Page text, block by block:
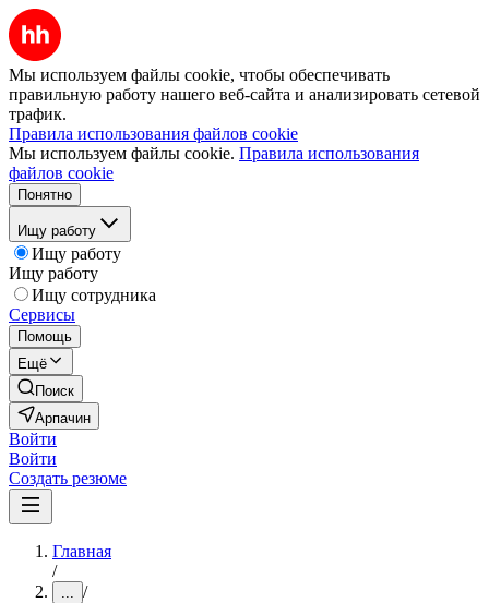
Мы используем файлы cookie, чтобы обеспечивать
правильную работу нашего веб-сайта и анализировать сетевой
трафик.
Правила использования файлов cookie
Мы используем файлы cookie. Правила использования
файлов cookie
Понятно
Ищу работу
Ищу работу
Ищу работу
Ищу сотрудника
Сервисы
Помощь
Ещё
Поиск
Арпачин
Войти
Войти
Создать резюме
Главная
/
... /